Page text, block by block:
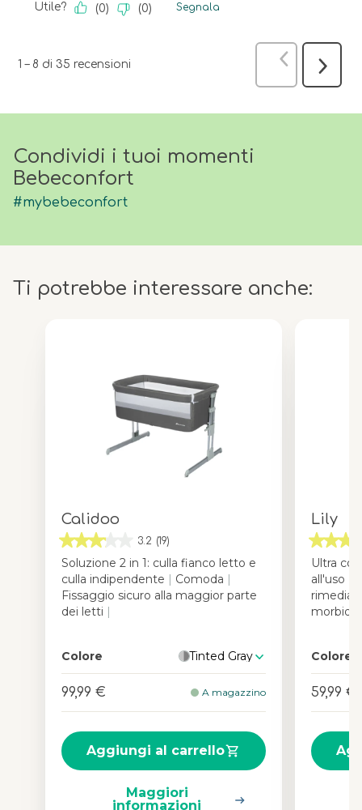
Condividi i tuoi momenti
Bebeconfort
#mybebeconfort
Ti potrebbe interessare anche:
Calidoo
3.2 (19)
Soluzione 2 in 1: culla fianco letto e
culla indipendente | Comoda |
Fissaggio sicuro alla maggior parte
dei letti |
Colore Tinted Gray
99,99 € A magazzino
Aggiungi al carrello
Maggiori
informazioni
Lily
Ultra
all'uso
Colore
59,99 €
Utile? (0) (0) Segnala
1 – 8 di 35 recensioni Precedente